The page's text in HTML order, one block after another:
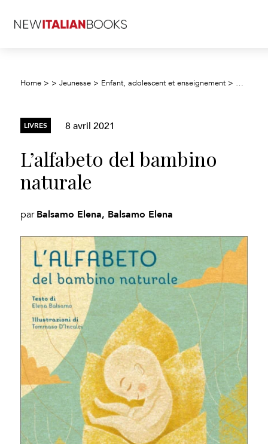
Home > >Jeunesse > Enfant, adolescent et enseignement > Enfants
LIVRES 8 avril 2021
L’alfabeto del bambino
naturale
par Balsamo Elena, Balsamo Elena